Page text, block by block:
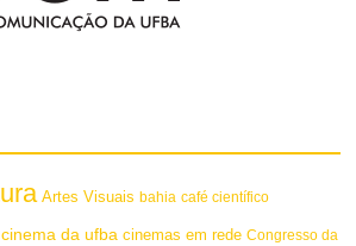
Artes Visuais bahia café científico
cinema da ufba cinemas em rede Congresso da